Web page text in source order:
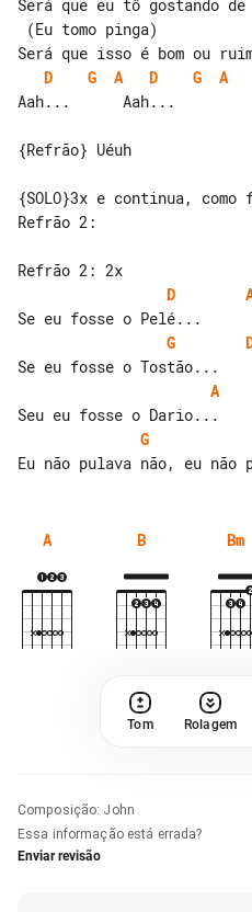
Será que eu tô gostando
D
G A D G
A
Aah...      Aah...
{Refrão} Uéuh
{SOLO}3x e continua, como
Refrão 2:
D
G
A
G
A B Bm
Tom Rolagem
Composição: John
Essa informação está errada?
Enviar revisão